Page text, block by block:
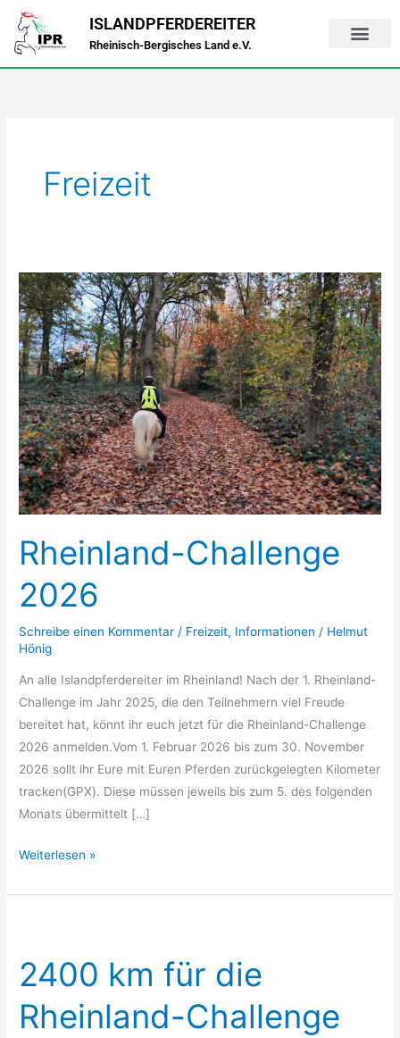
Zum
Inhalt
springen
ISLANDPFERDEREITER
Rheinisch-Bergisches Land e.V.
Freizeit
Rheinland-Challenge
2026
Schreibe einen Kommentar / Freizeit, Informationen / Helmut
Hönig
An alle Islandpferdereiter im Rheinland! Nach der 1. Rheinland-
Challenge im Jahr 2025, die den Teilnehmern viel Freude
bereitet hat, könnt ihr euch jetzt für die Rheinland-Challenge
2026 anmelden.Vom 1. Februar 2026 bis zum 30. November
2026 sollt ihr Eure mit Euren Pferden zurückgelegten Kilometer
tracken(GPX). Diese müssen jeweils bis zum 5. des folgenden
Monats übermittelt […]
Rheinland-
Challenge
2026
Weiterlesen »
2400 km für die
Rheinland-Challenge
für
die
Rheinland-